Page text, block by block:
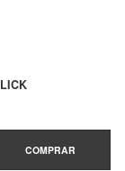
COMPRAR